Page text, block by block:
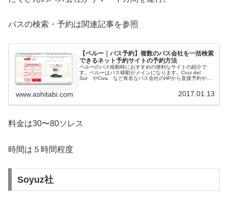
バスの検索・予約は関連記事を参照
【ペルー｜バス予約】複数のバス会社を一括検索
できるネット予約サイトの予約方法
ペルーのバス移動時におすすめの便利なサイトの紹介で
す。ペルーはバス移動がメインになります。Cruz del
Sur やCiva など有名なバス会社のHPから直接予約や、
www.ashitabi.com 2017.01.13
料金は30〜80ソレス
時間は５時間程度
Soyuz社